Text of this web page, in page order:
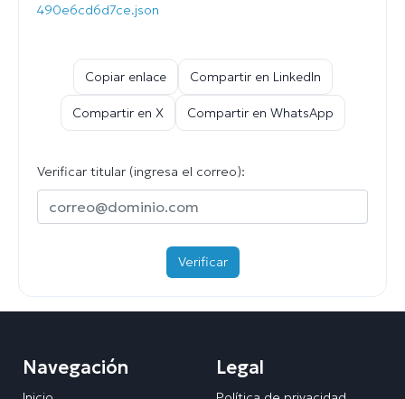
490e6cd6d7ce.json
Copiar enlace Compartir en LinkedIn
Compartir en X Compartir en WhatsApp
Verificar titular (ingresa el correo):
Verificar
Navegación Legal